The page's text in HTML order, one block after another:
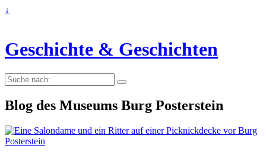
↓
Geschichte & Geschichten
Suche
nach:
Blog des Museums Burg Posterstein